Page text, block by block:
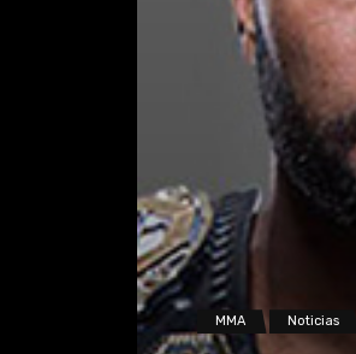
MMA Noticias